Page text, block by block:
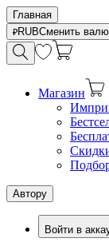
Главная
RUBСменить
Магазин
Автору
Войти в